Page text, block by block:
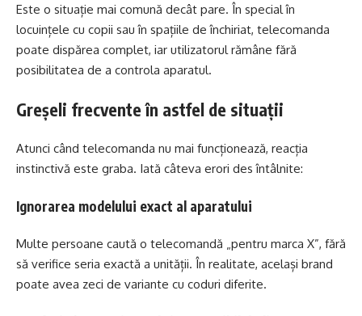
Este o situație mai comună decât pare. În special în
locuințele cu copii sau în spațiile de închiriat, telecomanda
poate dispărea complet, iar utilizatorul rămâne fără
posibilitatea de a controla aparatul.
Greșeli frecvente în astfel de situații
Atunci când telecomanda nu mai funcționează, reacția
instinctivă este graba. Iată câteva erori des întâlnite:
Ignorarea modelului exact al aparatului
Multe persoane caută o telecomandă „pentru marca X”, fără
să verifice seria exactă a unității. În realitate, același brand
poate avea zeci de variante cu coduri diferite.